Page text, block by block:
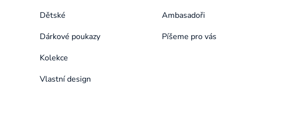
Dětské
Dárkové poukazy
Kolekce
Vlastní design
Ambasadoři
Píšeme pro vás